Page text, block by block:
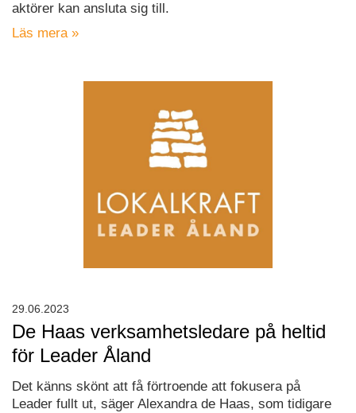
aktörer kan ansluta sig till.
Läs mera »
De Haas verksamhetsledare på heltid
för Leader Åland
Det känns skönt att få förtroende att fokusera på
Leader fullt ut, säger Alexandra de Haas, som tidigare
29.06.2023